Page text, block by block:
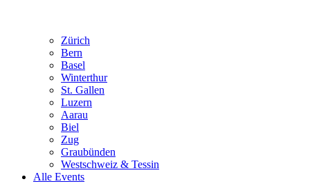
Zürich
Bern
Basel
Winterthur
St. Gallen
Luzern
Aarau
Biel
Zug
Graubünden
Westschweiz & Tessin
Alle Events